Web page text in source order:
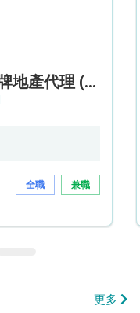
全職/兼職持牌營業員/持牌地產代理 (長沙灣/將軍澳/油塘)
全職 兼職
更多